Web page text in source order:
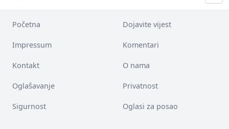
Početna Dojavite vijest
Impressum Komentari
Kontakt O nama
Oglašavanje Privatnost
Sigurnost Oglasi za posao